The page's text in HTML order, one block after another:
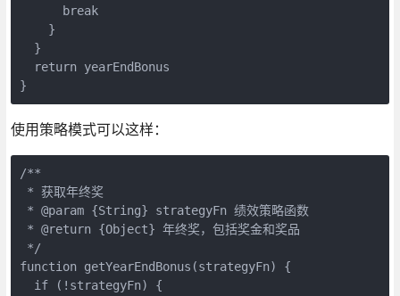
      break
    }
  }
  return yearEndBonus
}
使用策略模式可以这样：
/**
* 获取年终奖
* @param {String} strategyFn 绩效策略函数
* @return {Object} 年终奖，包括奖金和奖品
*/
function getYearEndBonus(strategyFn) {
  if (!strategyFn) {